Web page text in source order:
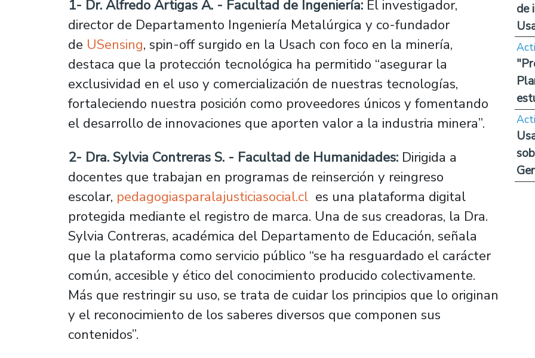
1- Dr. Alfredo Artigas A. - Facultad de Ingeniería: El investigador,
director de Departamento Ingeniería Metalúrgica y co-fundador
de USensing, spin-off surgido en la Usach con foco en la minería,
destaca que la protección tecnológica ha permitido “asegurar la
exclusividad en el uso y comercialización de nuestras tecnologías,
fortaleciendo nuestra posición como proveedores únicos y fomentando
el desarrollo de innovaciones que aporten valor a la industria minera”.
2- Dra. Sylvia Contreras S. - Facultad de Humanidades: Dirigida a
docentes que trabajan en programas de reinserción y reingreso
escolar, pedagogiasparalajusticiasocial.cl es una plataforma digital
protegida mediante el registro de marca. Una de sus creadoras, la Dra.
Sylvia Contreras, académica del Departamento de Educación, señala
que la plataforma como servicio público “se ha resguardado el carácter
común, accesible y ético del conocimiento producido colectivamente.
Más que restringir su uso, se trata de cuidar los principios que lo originan
y el reconocimiento de los saberes diversos que componen sus
contenidos”.
de